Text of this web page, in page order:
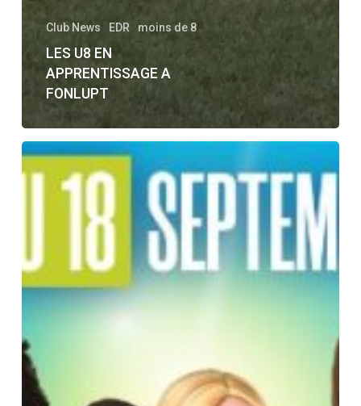
Club News EDR moins de 8
LES U8 EN
APPRENTISSAGE A
FONLUPT